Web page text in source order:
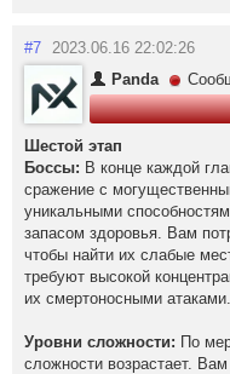
#7 2023.06.16 22:02:26
Panda
Шестой этап
Боссы: В конце каждой
сражение с
уникальными
запасом здоровья. Вам
чтобы найти их слабые
требуют высокой
их смертоносными атаками.
Уровни сложности: По
сложности возрастает.